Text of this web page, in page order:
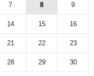
7 8 9
14 15 16
21 22 23
28 29 30